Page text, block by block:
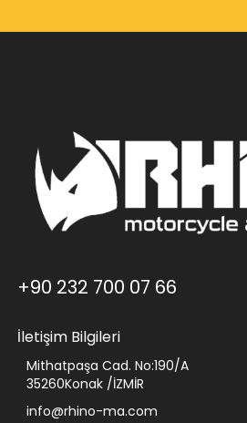
+90 232 700 07 66
İletişim Bilgileri
Mithatpaşa Cad. No:190/A
35260Konak /İZMİR
info@rhino-ma.com